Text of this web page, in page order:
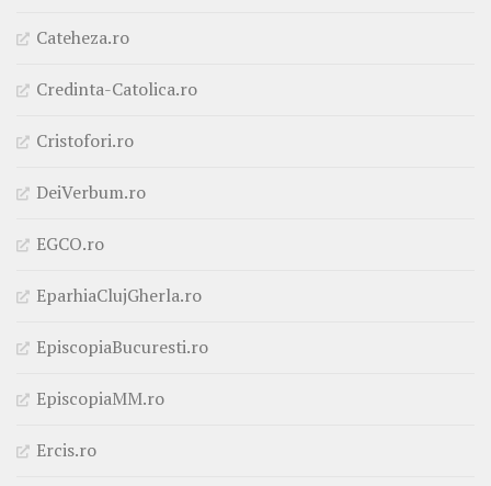
Cateheza.ro
Credinta-Catolica.ro
Cristofori.ro
DeiVerbum.ro
EGCO.ro
EparhiaClujGherla.ro
EpiscopiaBucuresti.ro
EpiscopiaMM.ro
Ercis.ro